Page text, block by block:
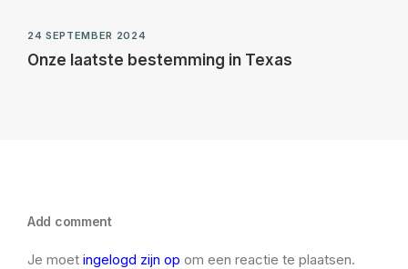
24 SEPTEMBER 2024
Onze laatste bestemming in Texas
Add comment
Je moet ingelogd zijn op om een reactie te plaatsen.